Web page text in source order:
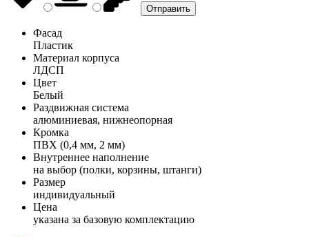
Фасад
Пластик
Материал корпуса
ЛДСП
Цвет
Белый
Раздвижная система
алюминиевая, нижнеопорная
Кромка
ПВХ (0,4 мм, 2 мм)
Внутреннее наполнение
на выбор (полки, корзины, штанги)
Размер
индивидуальный
Цена
указана за базовую комплектацию